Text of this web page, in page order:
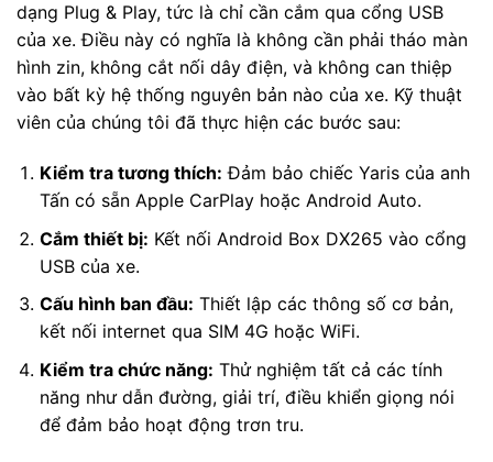
dạng Plug & Play, tức là chỉ cần cắm qua cổng USB
của xe. Điều này có nghĩa là không cần phải tháo màn
hình zin, không cắt nối dây điện, và không can thiệp
vào bất kỳ hệ thống nguyên bản nào của xe. Kỹ thuật
viên của chúng tôi đã thực hiện các bước sau:
Kiểm tra tương thích: Đảm bảo chiếc Yaris của anh
Tấn có sẵn Apple CarPlay hoặc Android Auto.
Cắm thiết bị: Kết nối Android Box DX265 vào cổng
USB của xe.
Cấu hình ban đầu: Thiết lập các thông số cơ bản,
kết nối internet qua SIM 4G hoặc WiFi.
Kiểm tra chức năng: Thử nghiệm tất cả các tính
năng như dẫn đường, giải trí, điều khiển giọng nói
để đảm bảo hoạt động trơn tru.